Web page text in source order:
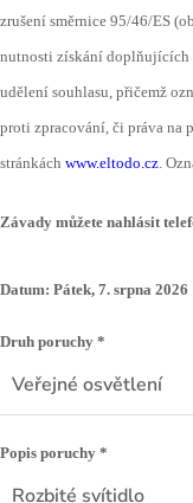
zrušení směrnice 95/46/ES
nutnosti získání doplňujících
udělení souhlasu, přičemž
proti zpracování, či práva na
stránkách www.eltodo.cz.
Závady můžete nahlásit
Datum: Pátek, 7. srpna
Druh poruchy *
Popis poruchy *